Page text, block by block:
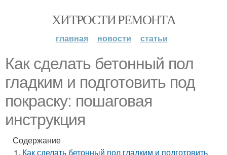
ХИТРОСТИ РЕМОНТА
главная новости статьи
Как сделать бетонный пол
гладким и подготовить под
покраску: пошаговая
инструкция
Содержание
Как сделать бетонный пол гладким и подготовить